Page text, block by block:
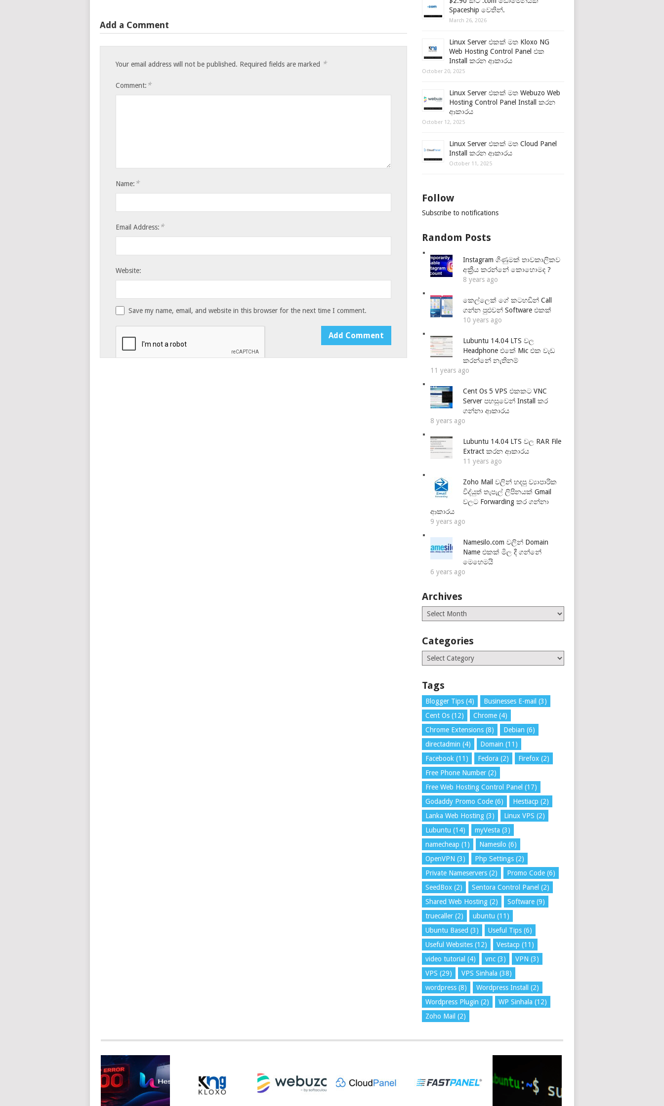
Add a Comment
Your email address will not be published. Required fields are marked *
Comment: *
Name: *
Email Address: *
Website:
Save my name, email, and website in this browser for the next time I comment.
Spaceship වෙතින්.
March 26, 2026
Linux Server එකක් මත Kloxo NG
Web Hosting Control Panel එක
Install කරන ආකාරය
October 20, 2025
Linux Server එකක් මත Webuzo Web
Hosting Control Panel Install කරන
ආකාරය
October 12, 2025
Linux Server එකක් මත Cloud Panel
Install කරන ආකාරය
October 11, 2025
Follow
Subscribe to notifications
Random Posts
Instagram ගිණුමක් තාවකාලිකව
අක්‍රීය කරන්නේ කොහොමද ?
8 years ago
කෙල්ලෙක් ගේ කටහඩින් Call
ගන්න පුළුවන් Software එකක්
10 years ago
Lubuntu 14.04 LTS වල
Headphone එකේ Mic එක වැඩ
කරන්නේ නැතිනම්
11 years ago
Cent Os 5 VPS එකකට VNC
Server පහසුවෙන් Install කර
ගන්නා ආකාරය
8 years ago
Lubuntu 14.04 LTS වල RAR File
Extract කරන ආකාරය
11 years ago
Zoho Mail වලින් හදපු ව්‍යාපාරික
විද්යුත් තැපැල් ලිපිනයක් Gmail
වලට Forwarding කර ගන්නා
ආකාරය
9 years ago
Namesilo.com වලින් Domain
Name එකක් මිල දී ගන්නේ
මෙහෙමයි
6 years ago
Archives
Archives
Categories
Categories
Tags
Blogger Tips (4) Businesses E-mail (3)
Cent Os (12) Chrome (4)
Chrome Extensions (8) Debian (6)
directadmin (4) Domain (11)
Facebook (11) Fedora (2) Firefox (2)
Free Phone Number (2)
Free Web Hosting Control Panel (17)
Godaddy Promo Code (6) Hestiacp (2)
Lanka Web Hosting (3) Linux VPS (2)
Lubuntu (14) myVesta (3)
namecheap (1) Namesilo (6)
OpenVPN (3) Php Settings (2)
Private Nameservers (2) Promo Code (6)
SeedBox (2) Sentora Control Panel (2)
Shared Web Hosting (2) Software (9)
truecaller (2) ubuntu (11)
Ubuntu Based (3) Useful Tips (6)
Useful Websites (12) Vestacp (11)
video tutorial (4) vnc (3) VPN (3)
VPS (29) VPS Sinhala (38)
wordpress (8) Wordpress Install
(2)
Wordpress Plugin (2) WP Sinhala (12)
Zoho Mail (2)